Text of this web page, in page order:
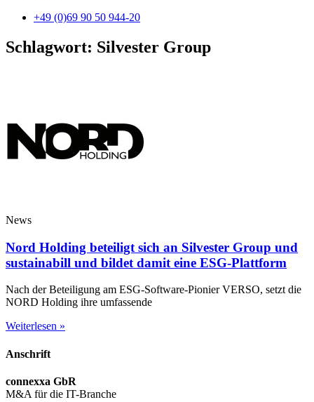
+49 (0)69 90 50 944-20
Schlagwort: Silvester Group
News
Nord Holding beteiligt sich an Silvester Group und
sustainabill und bildet damit eine ESG-Plattform
Nach der Beteiligung am ESG-Software-Pionier VERSO, setzt die
NORD Holding ihre umfassende
Weiterlesen »
Anschrift
connexxa GbR
M&A für die IT-Branche